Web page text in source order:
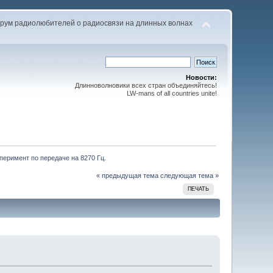
радиолюбителей о радиосвязи на длинных волнах
Новости:
Длинноволновики всех стран объединяйтесь!
LW-mans of all countries unite!
по передаче на 8270 Гц.
« предыдущая тема следующая тема »
ПЕЧАТЬ